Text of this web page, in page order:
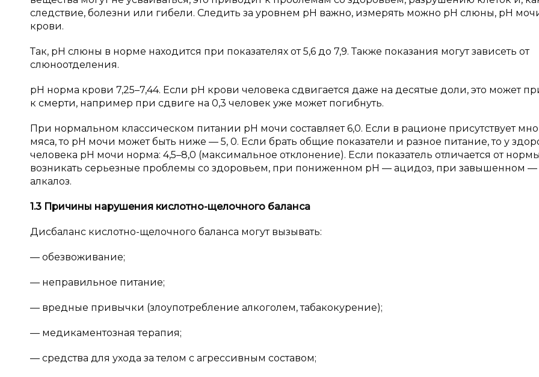
следствие, болезни или гибели. Следить за уровнем pH важно, измерять можно pH слюны, pH
крови.
Так, pH слюны в норме находится при показателях от 5,6 до 7,9. Также показания могут зависеть от
слюноотделения.
pH норма крови 7,25–7,44. Если pH крови человека сдвигается даже на десятые доли, это может
к смерти, например при сдвиге на 0,3 человек уже может погибнуть.
При нормальном классическом питании pH мочи составляет 6,0. Если в рационе присутствует
мяса, то pH мочи может быть ниже — 5, 0. Если брать общие показатели и разное питание, то у
человека pH мочи норма: 4,5–8,0 (максимальное отклонение). Если показатель отличается от
возникать серьезные проблемы со здоровьем, при пониженном pH — ацидоз, при завышенном —
алкалоз.
1.3 Причины нарушения кислотно-щелочного баланса
Дисбаланс кислотно-щелочного баланса могут вызывать:
— обезвоживание;
— неправильное питание;
— вредные привычки (злоупотребление алкоголем, табакокурение);
— медикаментозная терапия;
— средства для ухода за телом с агрессивным составом;